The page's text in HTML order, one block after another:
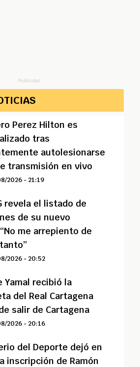
Publicidad
Perez Hilton es
tras
autolesionarse
transmisión en vivo
2026 - 21:19
revela el listado de
de su nuevo
me arrepiento de
2026 - 20:52
Yamal recibió la
del Real Cartagena
salir de Cartagena
2026 - 20:16
del Deporte dejó en
inscripción de Ramón